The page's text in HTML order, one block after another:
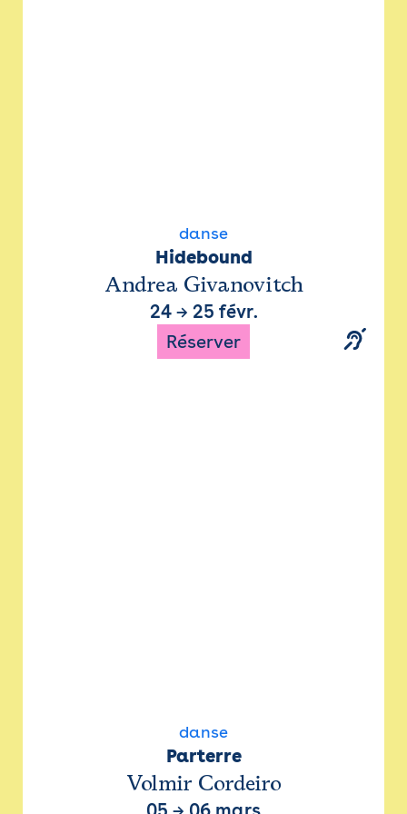
danse
Hidebound
Andrea Givanovitch
24→ 25 févr.
Réserver
danse
Parterre
Volmir Cordeiro